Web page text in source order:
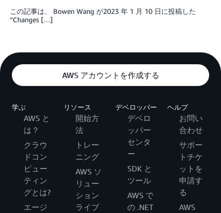
この記事は、 Bowen Wang が2023 年 1 月 10 日に投稿した
“Changes […]
AWS アカウントを作成する
学ぶ
AWS と
は？
クラウ
ドコン
ピュー
ティン
グとは?
エージ
リソース
開始方
法
トレー
ニング
AWS ソ
リュー
ション
ライブ
デベロッパー
デベロ
ッパー
センタ
ー
SDK と
ツール
AWS で
の .NET
ヘルプ
お問い
合わせ
サポー
トチケ
ットを
申請す
る
AWS